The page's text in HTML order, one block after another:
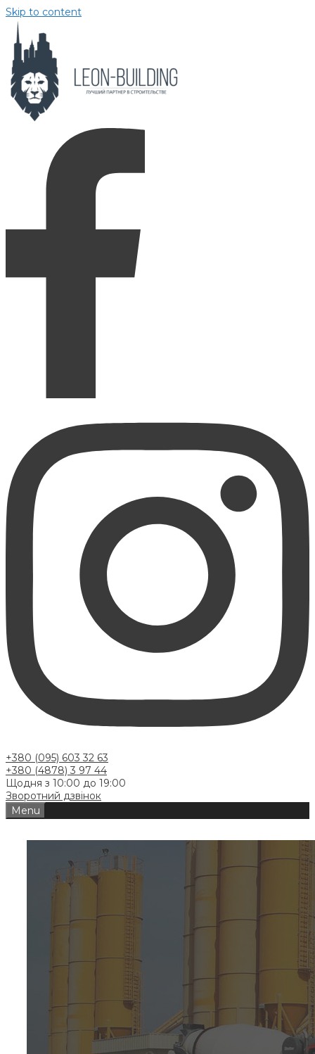
Skip to content
+380 (095) 603 32 63
+380 (4878) 3 97 44
Щодня з 10:00 до 19:00
Зворотний дзвінок
Menu